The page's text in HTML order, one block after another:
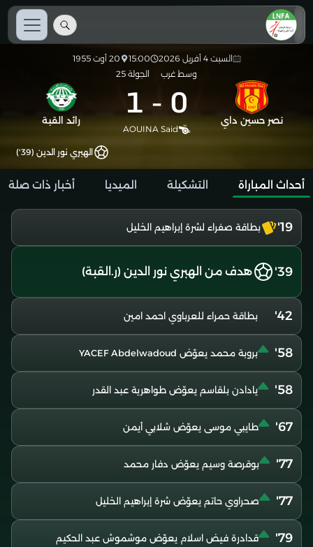
السبت 4 أفريل 2026 15:00
20 أوت 1955
وسط غرب
الجولة 25
نصر حسين داي 0
-
1
AOUINA Said
رائد القبة
الهبري نور الدين (39')
أحداث المباراة التشكيلة الميديا أخبار ذات صلة
19' بطاقة صفراء لشرة إبراهيم الخليل
39' هدف من الهبري نور الدين (ر.القبة)
42' بطاقة حمراء للعرباوي احمد امين
58' بروبة محمد يعوّض YACEF Abdelwadoud
58' يادادن بلقاسم يعوّض طواهرية عبد القدر
67' طايبي موسى يعوّض شلابي أيمن
77' بوقرصة وسيم يعوّض دفار محمد
77' صحراوي حاتم يعوّض شرة إبراهيم الخليل
79' قدادرة فيض اسلام يعوّض موشموش عبد الحكيم